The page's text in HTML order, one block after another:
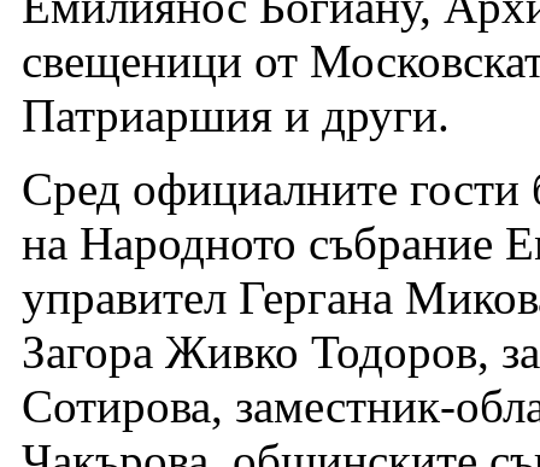
свещеници от
Патриаршия и други.
Сред официалните гости
на Народното събрание
управител Гергана
Загора Живко Тодоров,
Сотирова, заместник-